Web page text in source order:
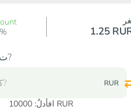
1.25
ت?دك افكبف?
RUR
افأدلٌ: 10000 RUR